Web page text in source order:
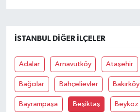
İSTANBUL DIĞER İLÇELER
Adalar Arnavutköy Ataşehir
Bağcılar Bahçelievler Bakırköy
Bayrampaşa Beşiktaş Beykoz